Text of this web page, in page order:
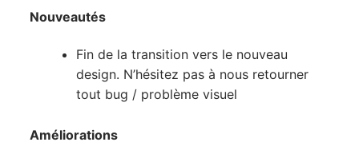
Nouveautés
Fin de la transition vers le nouveau
design. N’hésitez pas à nous retourner
tout bug / problème visuel
Améliorations